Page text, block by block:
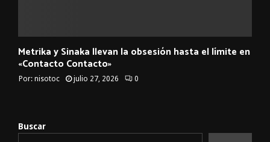
Metrika y Sinaka llevan la obsesión hasta el límite en
«Contacto Contacto»
Por: nisotoc julio 27, 2026 0
Buscar